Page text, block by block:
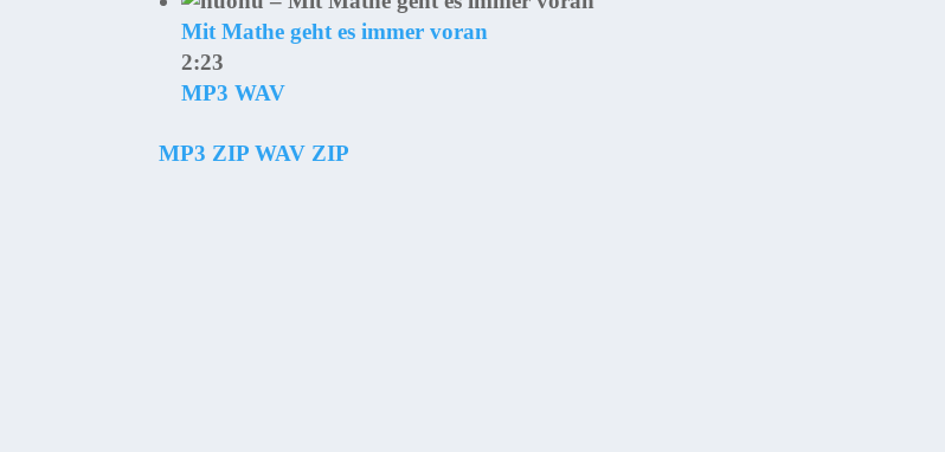
Mit Mathe geht es immer voran
2:23
MP3 WAV
MP3 ZIP WAV ZIP